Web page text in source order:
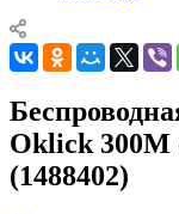
Oklick 300M
(1488402)